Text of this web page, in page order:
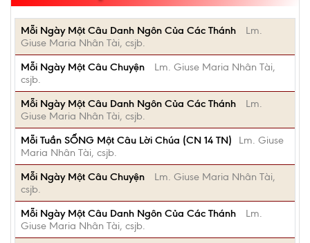
Mỗi Ngày Một Câu Danh Ngôn Của Các Thánh
Lm.
Giuse Maria Nhân Tài, csjb.
Mỗi Ngày Một Câu Chuyện
Lm. Giuse Maria Nhân Tài,
csjb.
Mỗi Ngày Một Câu Danh Ngôn Của Các Thánh
Lm.
Giuse Maria Nhân Tài, csjb.
Mỗi Tuần SỐNG Một Câu Lời Chúa (CN 14 TN)
Lm. Giuse
Maria Nhân Tài, csjb.
Mỗi Ngày Một Câu Chuyện
Lm. Giuse Maria Nhân Tài,
csjb.
Mỗi Ngày Một Câu Danh Ngôn Của Các Thánh
Lm.
Giuse Maria Nhân Tài, csjb.